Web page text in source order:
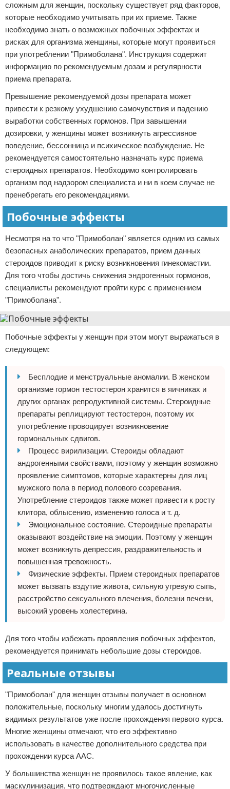
сложным для женщин, поскольку существует ряд факторов,
которые необходимо учитывать при их приеме. Также
необходимо знать о возможных побочных эффектах и
рисках для организма женщины, которые могут проявиться
при употреблении "Примоболана". Инструкция содержит
информацию по рекомендуемым дозам и регулярности
приема препарата.
Превышение рекомендуемой дозы препарата может
привести к резкому ухудшению самочувствия и падению
выработки собственных гормонов. При завышении
дозировки, у женщины может возникнуть агрессивное
поведение, бессонница и психическое возбуждение. Не
рекомендуется самостоятельно назначать курс приема
стероидных препаратов. Необходимо контролировать
организм под надзором специалиста и ни в коем случае не
пренебрегать его рекомендациями.
Побочные эффекты
Несмотря на то что "Примоболан" является одним из самых
безопасных анаболических препаратов, прием данных
стероидов приводит к риску возникновения гинекомастии.
Для того чтобы достичь снижения эндрогенных гормонов,
специалисты рекомендуют пройти курс с применением
"Примоболана".
Побочные эффекты у женщин при этом могут выражаться в
следующем:
Бесплодие и менструальные аномалии. В женском
организме гормон тестостерон хранится в яичниках и
других органах репродуктивной системы. Стероидные
препараты реплицируют тестостерон, поэтому их
употребление провоцирует возникновение
гормональных сдвигов.
Процесс вирилизации. Стероиды обладают
андрогенными свойствами, поэтому у женщин возможно
проявление симптомов, которые характерны для лиц
мужского пола в период полового созревания.
Употребление стероидов также может привести к росту
клитора, облысению, изменению голоса и т. д.
Эмоциональное состояние. Стероидные препараты
оказывают воздействие на эмоции. Поэтому у женщин
может возникнуть депрессия, раздражительность и
повышенная тревожность.
Физические эффекты. Прием стероидных препаратов
может вызвать вздутие живота, сильную угревую сыпь,
расстройство сексуального влечения, болезни печени,
высокий уровень холестерина.
Для того чтобы избежать проявления побочных эффектов,
рекомендуется принимать небольшие дозы стероидов.
Реальные отзывы
"Примоболан" для женщин отзывы получает в основном
положительные, поскольку многим удалось достигнуть
видимых результатов уже после прохождения первого курса.
Многие женщины отмечают, что его эффективно
использовать в качестве дополнительного средства при
прохождении курса ААС.
У большинства женщин не проявилось такое явление, как
маскулинизация, что подтверждают многочисленные